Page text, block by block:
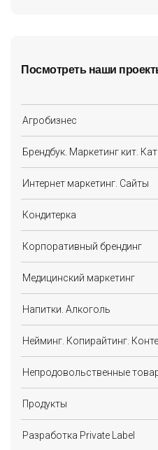
Посмотреть наши
Агробизнес
Брендбук. Маркетинг кит.
Интернет маркетинг. Сайты
Кондитерка
Корпоративный брендинг
Медицинский маркетинг
Напитки. Алкоголь
Нейминг. Копирайтинг.
Непродовольственные
Продукты
Разработка Private Label